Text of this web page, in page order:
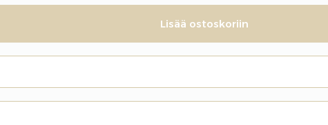
Lisää ostoskoriin